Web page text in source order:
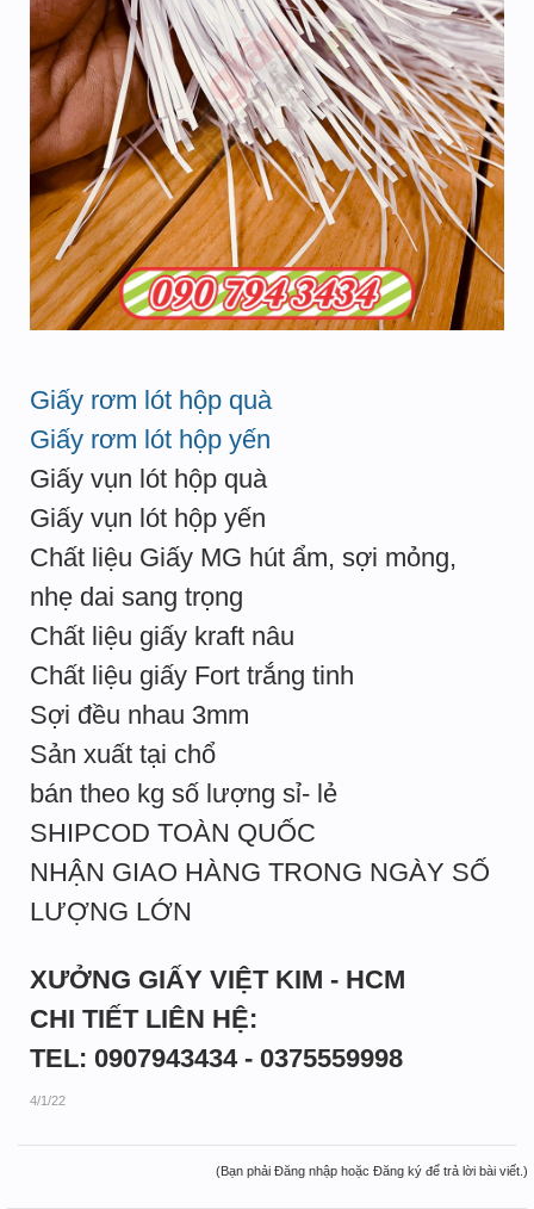
Giấy rơm lót hộp quà
Giấy rơm lót hộp yến
Giấy vụn lót hộp quà
Giấy vụn lót hộp yến
Chất liệu Giấy MG hút ẩm, sợi mỏng,
nhẹ dai sang trọng
Chất liệu giấy kraft nâu
Chất liệu giấy Fort trắng tinh
Sợi đều nhau 3mm
Sản xuất tại chổ
bán theo kg số lượng sỉ- lẻ
SHIPCOD TOÀN QUỐC
NHẬN GIAO HÀNG TRONG NGÀY SỐ
LƯỢNG LỚN
XƯỞNG GIẤY VIỆT KIM - HCM
CHI TIẾT LIÊN HỆ:
TEL: 0907943434 - 0375559998
4/1/22
(Bạn phải Đăng nhập hoặc Đăng ký để trả lời bài viết.)